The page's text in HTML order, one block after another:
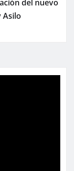
del nuevo
Asilo